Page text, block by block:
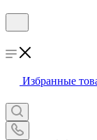
Избранные